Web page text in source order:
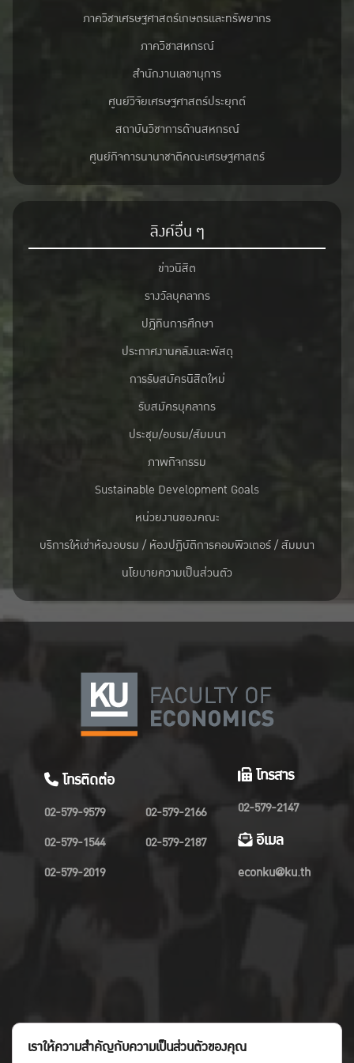
ภาควิชาเศรษฐศาสตร์เกษตรและทรัพยากร
ภาควิชาสหกรณ์
สำนักงานเลขานุการ
ศูนย์วิจัยเศรษฐศาสตร์ประยุกต์
สถาบันวิชาการด้านสหกรณ์
ศูนย์กิจการนานาชาติคณะเศรษฐศาสตร์
ลิงค์อื่น ๆ
ข่าวนิสิต
รางวัลบุคลากร
ปฎิทินการศึกษา
ประกาศงานคลังและพัสดุ
การรับสมัครนิสิตใหม่
รับสมัครบุคลากร
ประชุม/อบรม/สัมมนา
ภาพกิจกรรม
Sustainable Development Goals
หน่วยงานของคณะ
บริการให้เช่าห้องอบรม / ห้องปฏิบัติการคอมพิวเตอร์ / สัมมนา
นโยบายความเป็นส่วนตัว
โทรติดต่อ
02-579-9579
02-579-1544
02-579-2019
02-579-2166
02-579-2187
โทรสาร
02-579-2147
อีเมล
econku@ku.th
เราให้ความสำคัญกับความเป็นส่วนตัวของคุณ